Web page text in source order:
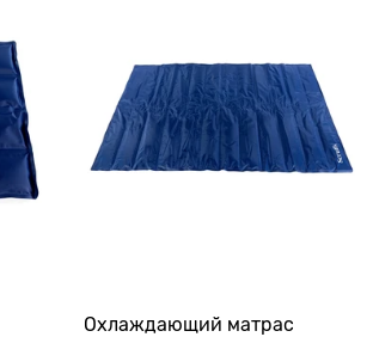
Охлаждающий матрас